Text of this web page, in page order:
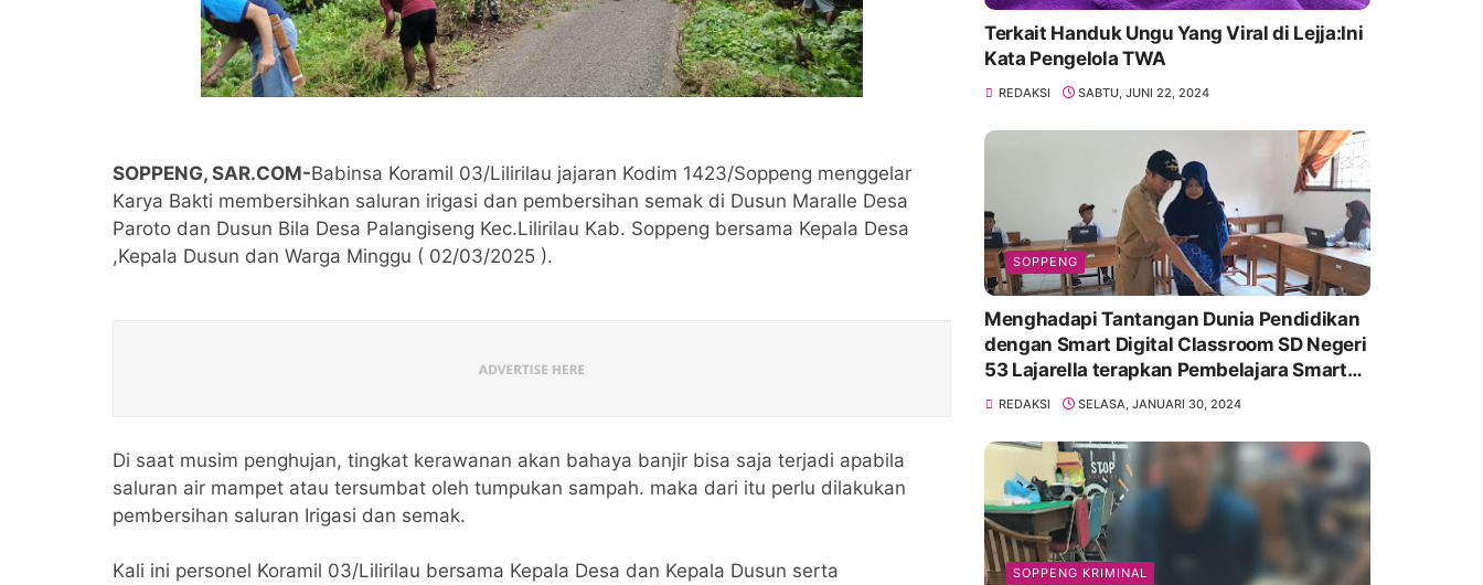
SOPPENG, SAR.COM-Babinsa Koramil 03/Lilirilau jajaran Kodim 1423/Soppeng menggelar
Karya Bakti membersihkan saluran irigasi dan pembersihan semak di Dusun Maralle Desa
Paroto dan Dusun Bila Desa Palangiseng Kec.Lilirilau Kab. Soppeng bersama Kepala Desa
,Kepala Dusun dan Warga Minggu ( 02/03/2025 ).
Di saat musim penghujan, tingkat kerawanan akan bahaya banjir bisa saja terjadi apabila
saluran air mampet atau tersumbat oleh tumpukan sampah. maka dari itu perlu dilakukan
pembersihan saluran Irigasi dan semak.
Kali ini personel Koramil 03/Lilirilau bersama Kepala Desa dan Kepala Dusun serta
Terkait Handuk Ungu Yang Viral di Lejja:Ini
Kata Pengelola TWA
REDAKSI SABTU, JUNI 22, 2024
SOPPENG
Menghadapi Tantangan Dunia Pendidikan
dengan Smart Digital Classroom SD Negeri
53 Lajarella terapkan Pembelajara Smart
Class Device
REDAKSI SELASA, JANUARI 30, 2024
SOPPENG KRIMINAL